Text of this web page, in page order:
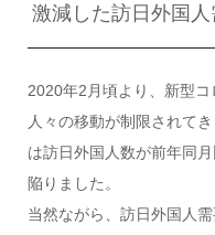
激減した訪日外国人
2020年2月頃より、新型コ
人々の移動が制限されて
は訪日外国人数が前年同
陥りました。
当然ながら、訪日外国人